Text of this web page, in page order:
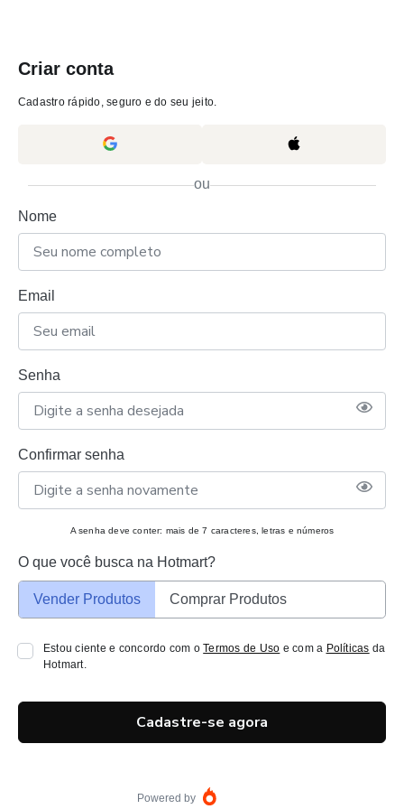
Criar conta
Cadastro rápido, seguro e do seu jeito.
ou
Nome
Email
Senha
Confirmar senha
A senha deve conter: mais de 7 caracteres, letras e números
O que você busca na Hotmart?
Vender Produtos Comprar Produtos
Estou ciente e concordo com oTermos de Uso e com a Políticas da
Hotmart.
Cadastre-se agora
Powered by